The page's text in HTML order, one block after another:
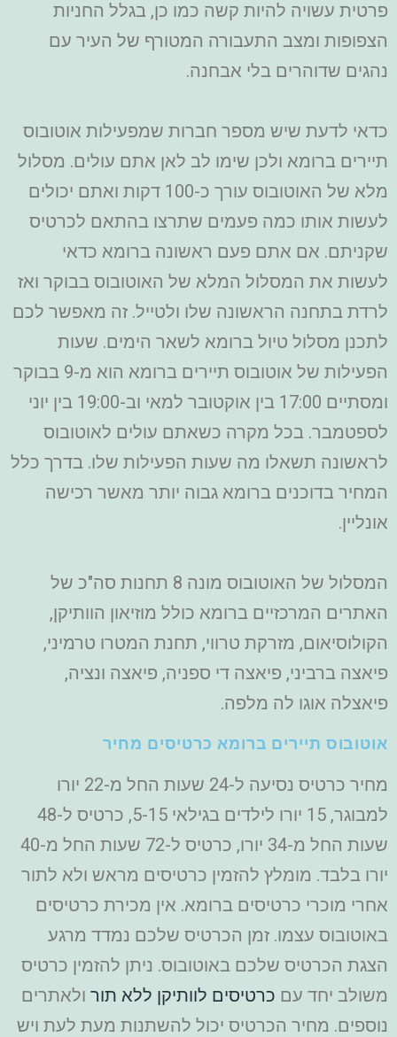
פרטית עשויה להיות קשה כמו כן, בגלל החניות
הצפופות ומצב התעבורה המטורף של העיר עם
נהגים שדוהרים בלי אבחנה.
כדאי לדעת שיש מספר חברות שמפעילות אוטובוס
תיירים ברומא ולכן שימו לב לאן אתם עולים. מסלול
מלא של האוטובוס עורך כ-100 דקות ואתם יכולים
לעשות אותו כמה פעמים שתרצו בהתאם לכרטיס
שקניתם. אם אתם פעם ראשונה ברומא כדאי
לעשות את המסלול המלא של האוטובוס בבוקר ואז
לרדת בתחנה הראשונה שלו ולטייל. זה מאפשר לכם
לתכנן מסלול טיול ברומא לשאר הימים. שעות
הפעילות של אוטובוס תיירים ברומא הוא מ-9 בבוקר
ומסתיים 17:00 בין אוקטובר למאי וב-19:00 בין יוני
לספטמבר. בכל מקרה כשאתם עולים לאוטובוס
לראשונה תשאלו מה שעות הפעילות שלו. בדרך כלל
המחיר בדוכנים ברומא גבוה יותר מאשר רכישה
אונליין.
המסלול של האוטובוס מונה 8 תחנות סה"כ של
האתרים המרכזיים ברומא כולל מוזיאון הוותיקן,
הקולוסיאום, מזרקת טרווי, תחנת המטרו טרמיני,
פיאצה ברביני, פיאצה די ספניה, פיאצה ונציה,
פיאצלה אוגו לה מלפה.
אוטובוס תיירים ברומא כרטיסים מחיר
מחיר כרטיס נסיעה ל-24 שעות החל מ-22 יורו
למבוגר, 15 יורו לילדים בגילאי 5-15, כרטיס ל-48
שעות החל מ-34 יורו, כרטיס ל-72 שעות החל מ-40
יורו בלבד. מומלץ להזמין כרטיסים מראש ולא לתור
אחרי מוכרי כרטיסים ברומא. אין מכירת כרטיסים
באוטובוס עצמו. זמן הכרטיס שלכם נמדד מרגע
הצגת הכרטיס שלכם באוטובוס. ניתן להזמין כרטיס
משולב יחד עם כרטיסים לוותיקן ללא תור ולאתרים
נוספים. מחיר הכרטיס יכול להשתנות מעת לעת ויש